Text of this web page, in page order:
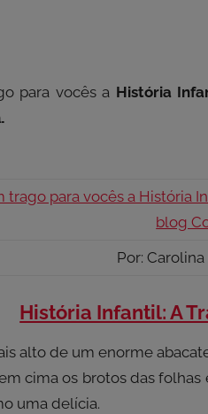
para vocês a História
Por:
História Infantil: A
alto de um enorme
cima os brotos das
uma delícia.